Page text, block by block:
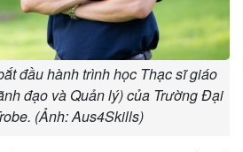
đầu hành trình học Thạc sĩ giáo
đạo và Quản lý) của Trường Đại
(Ảnh: Aus4Skills)